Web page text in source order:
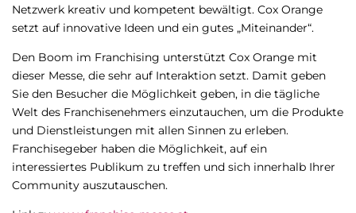
Netzwerk kreativ und kompetent bewältigt. Cox Orange
setzt auf innovative Ideen und ein gutes „Miteinander“.
Den Boom im Franchising unterstützt Cox Orange mit
dieser Messe, die sehr auf Interaktion setzt. Damit geben
Sie den Besucher die Möglichkeit geben, in die tägliche
Welt des Franchisenehmers einzutauchen, um die Produkte
und Dienstleistungen mit allen Sinnen zu erleben.
Franchisegeber haben die Möglichkeit, auf ein
interessiertes Publikum zu treffen und sich innerhalb Ihrer
Community auszutauschen.